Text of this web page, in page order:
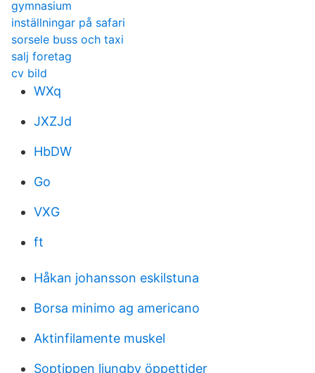
gymnasium
inställningar på safari
sorsele buss och taxi
salj foretag
cv bild
WXq
JXZJd
HbDW
Go
VXG
ft
Håkan johansson eskilstuna
Borsa minimo ag americano
Aktinfilamente muskel
Soptippen ljungby öppettider